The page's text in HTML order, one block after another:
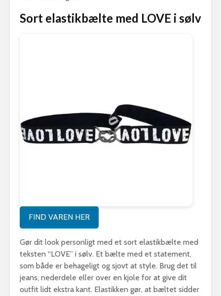
Sort elastikbælte med LOVE i sølv
FIND VAREN HER
Gør dit look personligt med et sort elastikbælte med
teksten “LOVE” i sølv. Et bælte med et statement,
som både er behageligt og sjovt at style. Brug det til
jeans, nederdele eller over en kjole for at give dit
outfit lidt ekstra kant. Elastikken gør, at bæltet sidder